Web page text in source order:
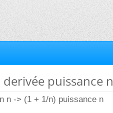
derivée puissance n
n -> (1 + 1/n) puissance n